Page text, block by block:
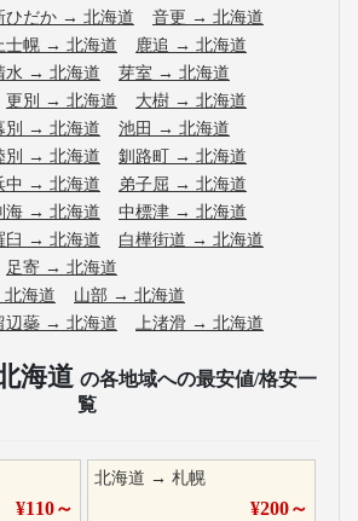
ひだか → 北海道 音更 → 北海道
士幌 → 北海道 鹿追 → 北海道
水 → 北海道 芽室 → 北海道
更別 → 北海道 大樹 → 北海道
別 → 北海道 池田 → 北海道
別 → 北海道 釧路町 → 北海道
中 → 北海道 弟子屈 → 北海道
海 → 北海道 中標津 → 北海道
臼 → 北海道 白樺街道 → 北海道
足寄 → 北海道
北海道 山部 → 北海道
辺蘂 → 北海道 上渚滑 → 北海道
海道 の各地域への最安値/格安一
覧
¥110～
北海道 →札幌
¥200～